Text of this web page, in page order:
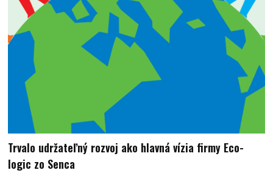
Trvalo udržateľný rozvoj ako hlavná vízia firmy Eco-
logic zo Senca